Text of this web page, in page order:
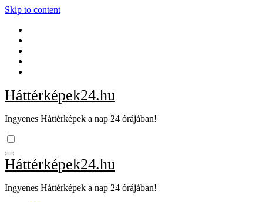
Skip to content
Háttérképek24.hu
Ingyenes Háttérképek a nap 24 órájában!
Háttérképek24.hu
Ingyenes Háttérképek a nap 24 órájában!